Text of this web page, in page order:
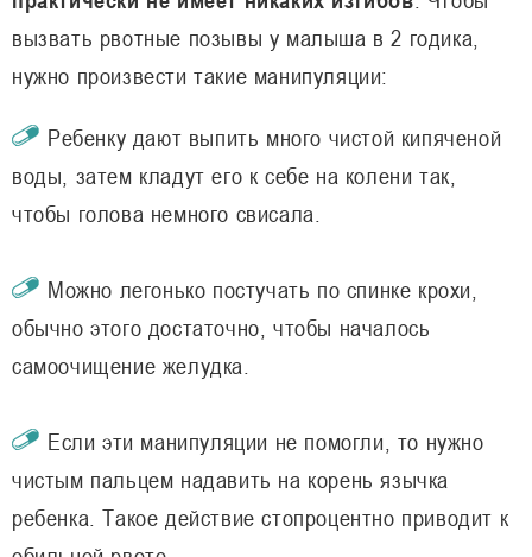
вызвать рвотные позывы у малыша в 2 годика,
нужно произвести такие манипуляции:
Ребенку дают выпить много чистой кипяченой
воды, затем кладут его к себе на колени так,
чтобы голова немного свисала.
Можно легонько постучать по спинке крохи,
обычно этого достаточно, чтобы началось
самоочищение желудка.
Если эти манипуляции не помогли, то нужно
чистым пальцем надавить на корень язычка
ребенка. Такое действие стопроцентно приводит к